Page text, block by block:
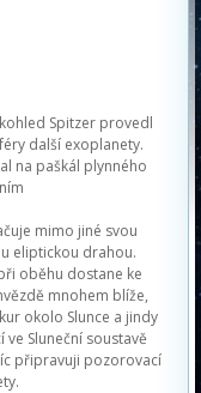
Spitzer provedl
další exoplanety.
na paškál plynného
mimo jiné svou
eliptickou drahou.
oběhu dostane ke
mnohem blíže,
okolo Slunce a jindy
Sluneční soustavě
připravuji pozorovací